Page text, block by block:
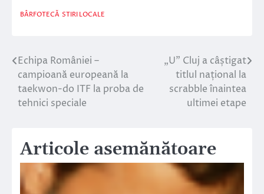
BÂRFOTECĂ STIRI LOCALE
Navigare
în
articole
Echipa României –
campioană europeană la
taekwon-do ITF la proba de
tehnici speciale
„U” Cluj a câștigat
titlul național la
scrabble înaintea
ultimei etape
Articole asemănătoare